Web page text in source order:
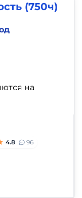
(750ч)
на
4.8 96